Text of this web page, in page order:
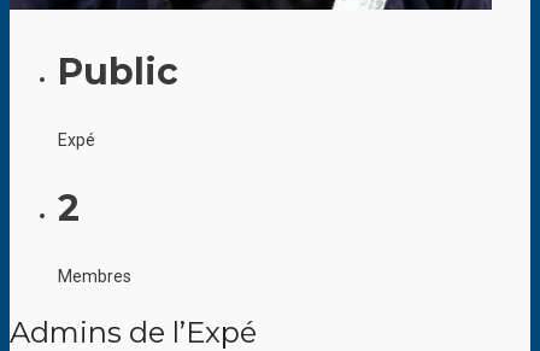
Public
Expé
2
Membres
Admins de l’Expé